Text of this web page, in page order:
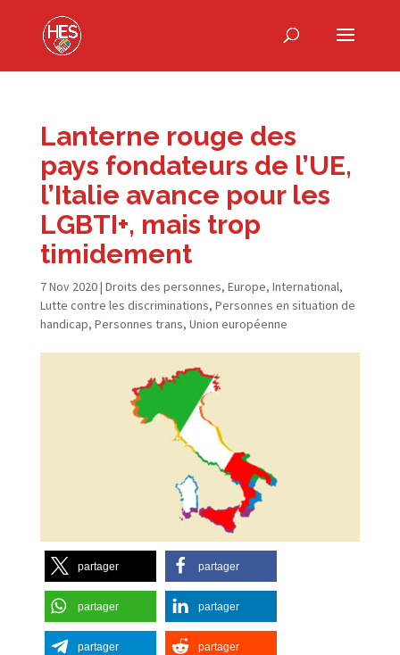
Lanterne rouge des
pays fondateurs de l’UE,
l’Italie avance pour les
LGBTI+, mais trop
timidement
7 Nov 2020| Droits des personnes, Europe, International,
Lutte contre les discriminations, Personnes en situation de
handicap, Personnes trans, Union européenne
partager partager
partager partager
partager partager